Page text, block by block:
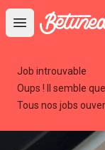
Open main
Betuned
Job introuvable
Oups ! Il semble
Tous nos jobs